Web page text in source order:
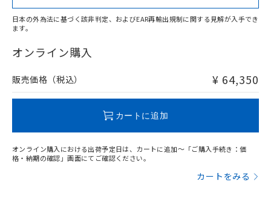
在庫等で未対応品が混在する可能性があります。
問い合わせください。
日本の外為法に基づく該非判定、およびEAR再輸出規制に関する見解が入手でき
ます。
オンライン購入
販売価格（税込） ¥ 64,350
カートに追加
オンライン購入における出荷予定日は、カートに追加～「ご購入手続き：価
格・納期の確認」画面にてご確認ください。
カートをみる